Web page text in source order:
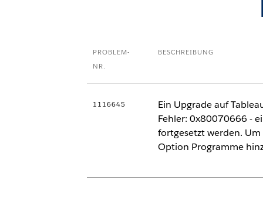
PROBLEM-
NR.
BESCHREIBUNG
1116645
Ein Upgrade auf
Fehler: 0x80070666 -
fortgesetzt werden.
Option Programme